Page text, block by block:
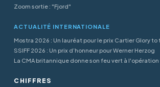
Zoom sortie : "Fjord"
ACTUALITÉ INTERNATIONALE
Mostra 2026 : Un lauréat pour le prix Cartier Glory
SSIFF 2026 : Un prix d’honneur pour Werner Herzog
La CMA britannique donne son feu vert à
CHIFFRES